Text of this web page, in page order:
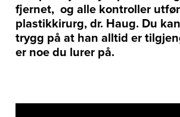
fjernet, og alle kontroller
plastikkirurg, dr. Haug. Du
trygg på at han alltid er
er noe du lurer på.